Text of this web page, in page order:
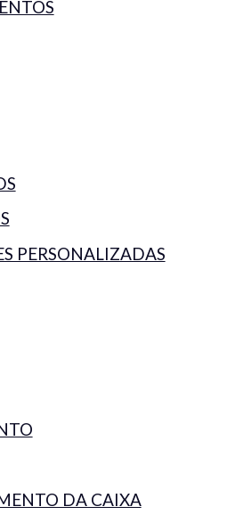
PERSONALIZADAS
DA CAIXA